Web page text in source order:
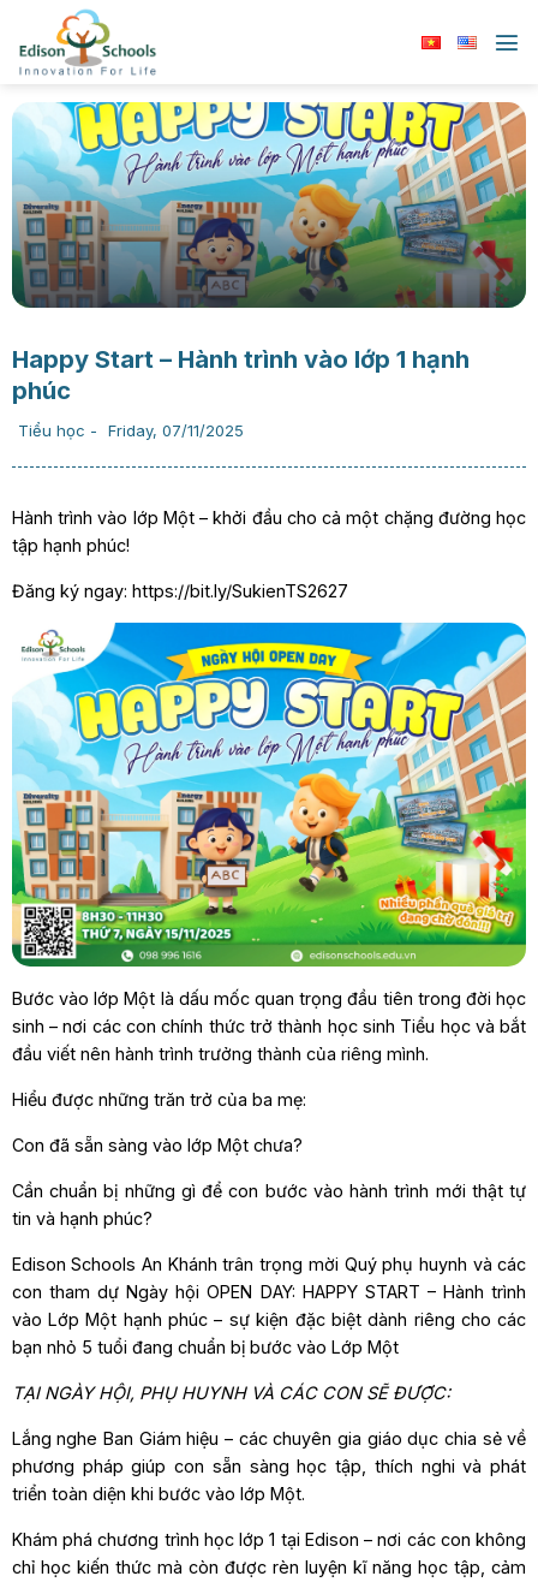
nội
Happy Start – Hành trình vào lớp 1 hạnh
phúc
Tiểu học - Friday, 07/11/2025
Hành trình vào lớp Một – khởi đầu cho cả một chặng đường học
tập hạnh phúc!
Đăng ký ngay: https://bit.ly/SukienTS2627
Bước vào lớp Một là dấu mốc quan trọng đầu tiên trong đời học
sinh – nơi các con chính thức trở thành học sinh Tiểu học và bắt
đầu viết nên hành trình trưởng thành của riêng mình.
Hiểu được những trăn trở của ba mẹ:
Con đã sẵn sàng vào lớp Một chưa?
Cần chuẩn bị những gì để con bước vào hành trình mới thật tự
tin và hạnh phúc?
Edison Schools An Khánh trân trọng mời Quý phụ huynh và các
con tham dự Ngày hội OPEN DAY: HAPPY START – Hành trình
vào Lớp Một hạnh phúc – sự kiện đặc biệt dành riêng cho các
bạn nhỏ 5 tuổi đang chuẩn bị bước vào Lớp Một
TẠI NGÀY HỘI, PHỤ HUYNH VÀ CÁC CON SẼ ĐƯỢC:
Lắng nghe Ban Giám hiệu – các chuyên gia giáo dục chia sẻ về
phương pháp giúp con sẵn sàng học tập, thích nghi và phát
triển toàn diện khi bước vào lớp Một.
Khám phá chương trình học lớp 1 tại Edison – nơi các con không
chỉ học kiến thức mà còn được rèn luyện kĩ năng học tập, cảm